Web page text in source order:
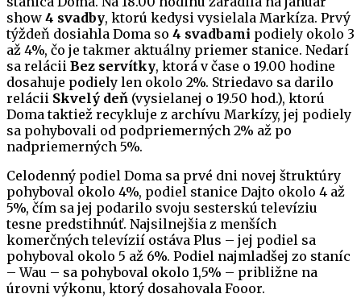
show 4 svadby, ktorú kedysi vysielala Markíza. Prvý
týždeň dosiahla Doma so 4 svadbami podiely okolo 3
až 4%, čo je takmer aktuálny priemer stanice. Nedarí
sa relácii Bez servítky, ktorá v čase o 19.00 hodine
dosahuje podiely len okolo 2%. Striedavo sa darilo
relácii Skvelý deň (vysielanej o 19.50 hod.), ktorú
Doma taktiež recykluje z archívu Markízy, jej podiely
sa pohybovali od podpriemerných 2% až po
nadpriemerných 5%.
Celodenný podiel Doma sa prvé dni novej štruktúry
pohyboval okolo 4%, podiel stanice Dajto okolo 4 až
5%, čím sa jej podarilo svoju sesterskú televíziu
tesne predstihnúť. Najsilnejšia z menších
komerčných televízií ostáva Plus – jej podiel sa
pohyboval okolo 5 až 6%. Podiel najmladšej zo staníc
– Wau – sa pohyboval okolo 1,5% – približne na
úrovni výkonu, ktorý dosahovala Fooor.